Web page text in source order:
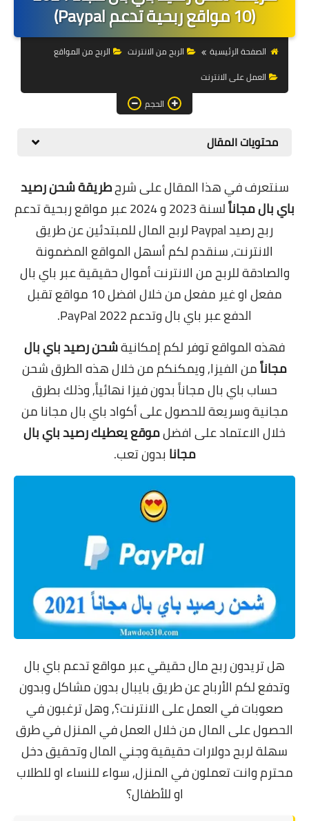
التجارة الالكترونية
التسويق
وظائف
المواقع
زيادة متابعين
العملات المشفرة
الاستثمار
(10 مواقع ربحية تدعم Paypal)
الصفحة الرئيسية الربح من الانترنت
الربح من المواقع
العمل على الانترنت
الحجم
محتويات المقال
سنتعرف في هذا المقال على شرحطريقة شحن رصيد
باي بال مجاناً
لسنة 2023 و 2024 عبر مواقع ربحية تدعم
ربح رصيد Paypal لربح المال للمبتدئين عن طريق
الانترنت, سنقدم لكم أسهل المواقع المضمونة
والصادقة للربح من الانترنت أموال حقيقية عبر باي بال
مفعل او غير مفعل من خلال
افضل 10 مواقع تقبل
الدفع عبر باي بال وتدعمPayPal 2022.
فهذه المواقع توفر لكم إمكانيةشحن رصيد باي بال
مجاناًمن الفيزا, ويمكنكم من خلال هذه الطرق شحن
حساب باي بال مجاناً بدون فيزا نهائياً, وذلك بطرق
مجانية وسريعة للحصول على أكواد باي بال مجانا من
خلال الاعتماد على افضلموقع يعطيك رصيد باي بال
مجانا بدون تعب.
هل تريدون ربح مال حقيقي عبر مواقع تدعم باي بال
وتدفع لكم الأرباح عن طريق بايبال بدون مشاكل وبدون
صعوبات في العمل على الانترنت؟, وهل ترغبون في
الحصول على المال من خلال العمل في المنزل في طرق
سهلة لربح دولارات حقيقية وجني المال وتحقيق دخل
محترم وانت تعملون في المنزل, سواء للنساء او للطلاب
او للأطفال؟